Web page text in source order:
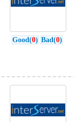
Good(0) Bad(0)